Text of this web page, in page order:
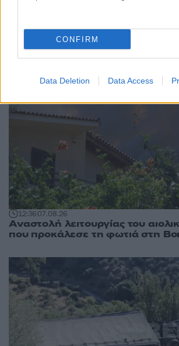
CONFIRM
Data Deletion Data Access
12:3607.08.26
Αναστολή λειτουργίας του
που προκάλεσε τη φωτιά στη